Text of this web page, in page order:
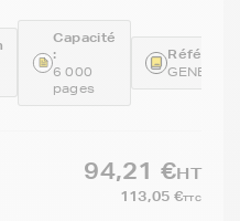
Capacité
:
6 000
pages
94,21 €HT
113,05 €TTC